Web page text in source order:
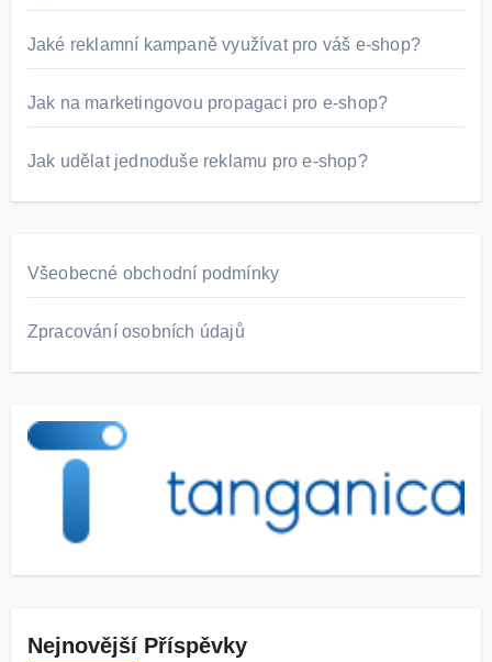
Jaké reklamní kampaně využívat pro váš e-shop?
Jak na marketingovou propagaci pro e-shop?
Jak udělat jednoduše reklamu pro e-shop?
Všeobecné obchodní podmínky
Zpracování osobních údajů
Nejnovější Příspěvky